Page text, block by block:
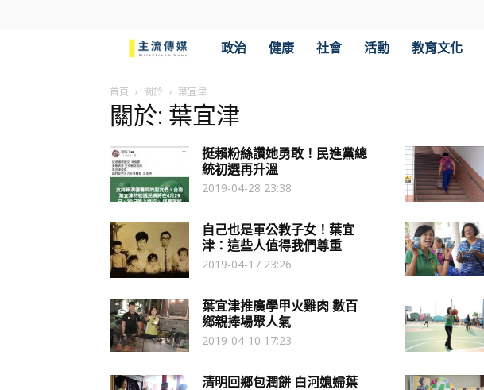
傳
媒
政治 健康 社會 活動 教育文化
首頁 關於 葉宜津
關於: 葉宜津
挺賴粉絲讚她勇敢！民進黨總
統初選再升溫
2019-04-28 23:38
自己也是軍公教子女！葉宜
津：這些人值得我們尊重
2019-04-17 23:26
葉宜津推廣學甲火雞肉 數百
鄉親捧場聚人氣
2019-04-10 17:23
清明回鄉包潤餅 白河媳婦葉